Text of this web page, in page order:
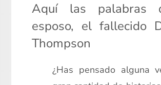
Aquí las palabras
esposo, el fallecido
Thompson
¿Has pensado alguna